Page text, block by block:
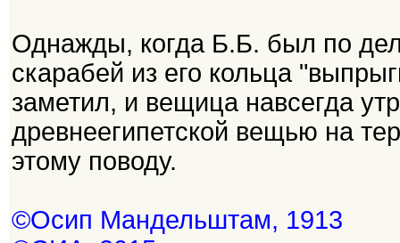
Однажды, когда Б.Б. был по
скарабей из его кольца
заметил, и вещица навсегда
древнеегипетской вещью на
этому поводу.
©Осип Мандельштам, 1913